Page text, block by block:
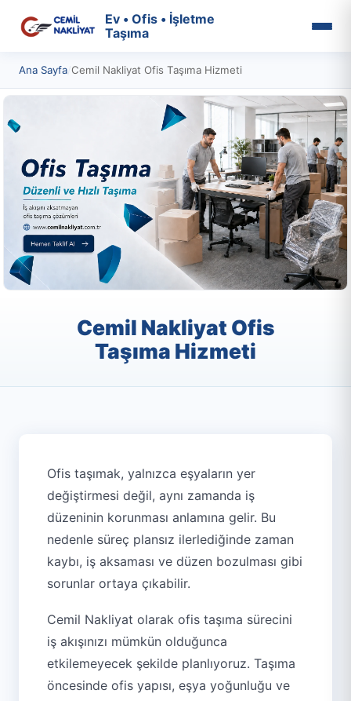
Ev • Ofis • İşletme
Taşıma
Ana Sayfa Cemil Nakliyat Ofis Taşıma Hizmeti
Cemil Nakliyat Ofis
Taşıma Hizmeti
Ofis taşımak, yalnızca eşyaların yer
değiştirmesi değil, aynı zamanda iş
düzeninin korunması anlamına gelir. Bu
nedenle süreç plansız ilerlediğinde zaman
kaybı, iş aksaması ve düzen bozulması gibi
sorunlar ortaya çıkabilir.
Cemil Nakliyat olarak ofis taşıma sürecini
iş akışınızı mümkün olduğunca
etkilemeyecek şekilde planlıyoruz. Taşıma
öncesinde ofis yapısı, eşya yoğunluğu ve